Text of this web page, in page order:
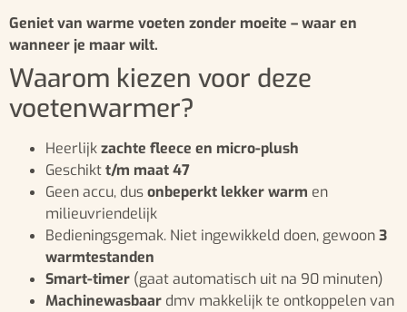
Geniet van warme voeten zonder moeite – waar en
wanneer je maar wilt.
Waarom kiezen voor deze
voetenwarmer?
Heerlijkzachte fleece en micro-plush
Geschiktt/m maat 47
Geen accu, dusonbeperkt lekker warm en
milieuvriendelijk
Bedieningsgemak. Niet ingewikkeld doen, gewoon3
warmtestanden
Smart-timer (gaat automatisch uit na 90 minuten)
Machinewasbaar dmv makkelijk te ontkoppelen van